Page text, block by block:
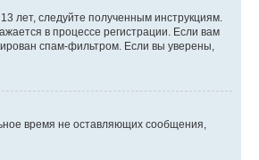
лет, следуйте полученным инструкциям.
в процессе регистрации. Если вам
спам-фильтром. Если вы уверены,
время не оставляющих сообщения,